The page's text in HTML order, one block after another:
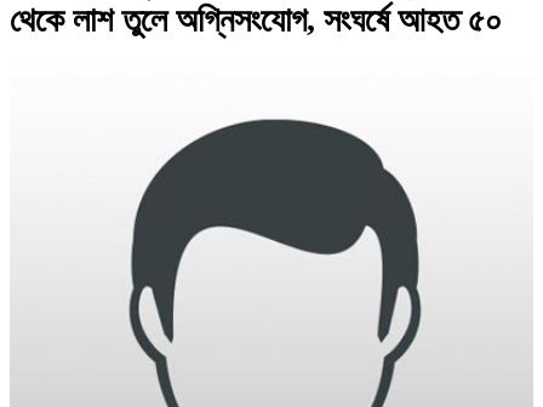
থেকে লাশ তুলে অগ্নিসংযোগ, সংঘর্ষে আহত ৫০